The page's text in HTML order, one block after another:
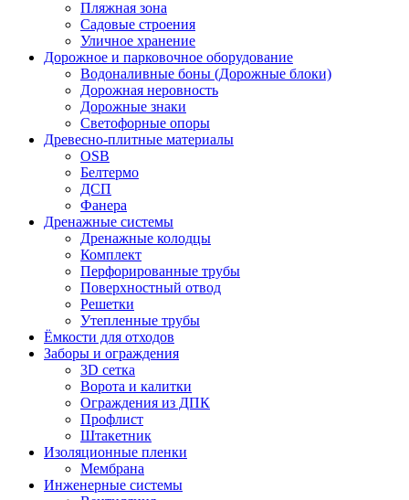
Пляжная зона
Садовые строения
Уличное хранение
Дорожное и парковочное оборудование
Водоналивные боны (Дорожные блоки)
Дорожная неровность
Дорожные знаки
Светофорные опоры
Древесно-плитные материалы
OSB
Белтермо
ДСП
Фанера
Дренажные системы
Дренажные колодцы
Комплект
Перфорированные трубы
Поверхностный отвод
Решетки
Утепленные трубы
Ёмкости для отходов
Заборы и ограждения
3D сетка
Ворота и калитки
Ограждения из ДПК
Профлист
Штакетник
Изоляционные пленки
Мембрана
Инженерные системы